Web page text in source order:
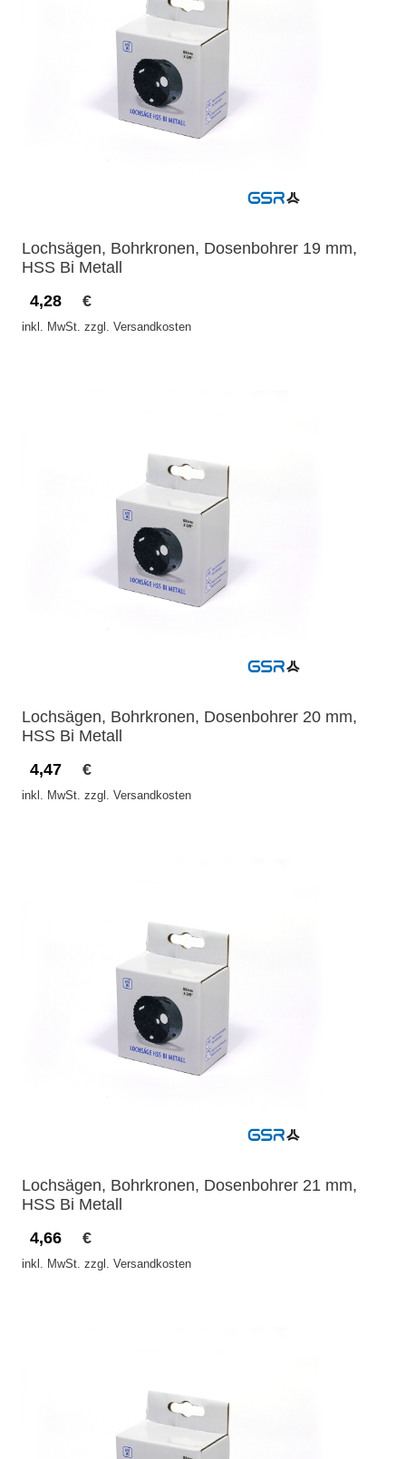
Lochsägen, Bohrkronen, Dosenbohrer 19 mm,
HSS Bi Metall
4,28
€
inkl. MwSt. zzgl. Versandkosten
Lochsägen, Bohrkronen, Dosenbohrer 20 mm,
HSS Bi Metall
4,47
€
inkl. MwSt. zzgl. Versandkosten
Lochsägen, Bohrkronen, Dosenbohrer 21 mm,
HSS Bi Metall
4,66
€
inkl. MwSt. zzgl. Versandkosten